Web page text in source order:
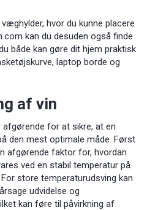
væghylder, hvor du kunne placere
kan du desuden også finde
både kan gøre dit hjem praktisk
, laptop borde og
af vin
afgørende for at sikre, at en
den mest optimale måde. Først
afgørende faktor for, hvordan
ved en stabil temperatur på
store temperaturudsving kan
udvidelse og
kan føre til påvirkning af